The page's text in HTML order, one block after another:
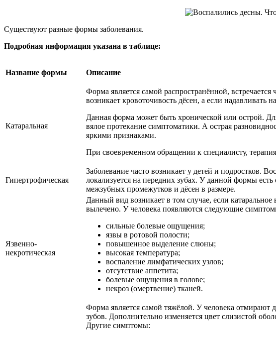
Существуют разные формы заболевания.
Подробная информация указана в таблице:
Название формы Описание
Катаральная
Форма является самой распространённой, встречается
возникает кровоточивость дёсен, а если надавливать
Данная форма может быть хронической или острой.
вялое протекание симптоматики. А острая
яркими признаками.
При своевременном обращении к специалисту,
Гипертрофическая
Заболевание часто возникает у детей и подростков.
локализуется на передних зубах. У данной формы есть
межзубных промежутков и дёсен в размере.
Язвенно-
некротическая
Данный вид возникает в том случае, если
вылечено. У человека появляются следующие
сильные болевые ощущения;
язвы в ротовой полости;
повышенное выделение слюны;
высокая температура;
воспаление лимфатических узлов;
отсутствие аппетита;
болевые ощущения в голове;
некроз (омертвение) тканей.
Форма является самой тяжёлой. У человека отмирают
зубов. Дополнительно изменяется цвет слизистой
Другие симптомы: